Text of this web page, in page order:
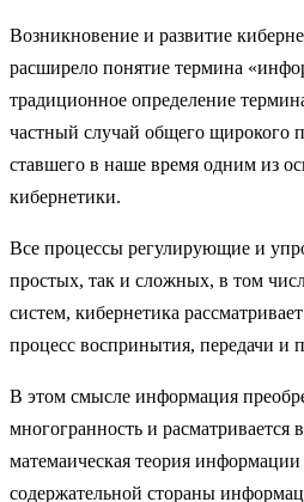
Возникновение и развитие
расширело понятие термина
традиционное определение
частный случай общего щирокого
ставшего в наше время одним из
кибернетики.
Все процессы регулирующие и
простых, так и сложных, в том
систем, кибернетика
процесс воспринытия, передачи и
В этом смысле информация
многогранность и расматривается
матемаическая теория информации
содержательной стораны